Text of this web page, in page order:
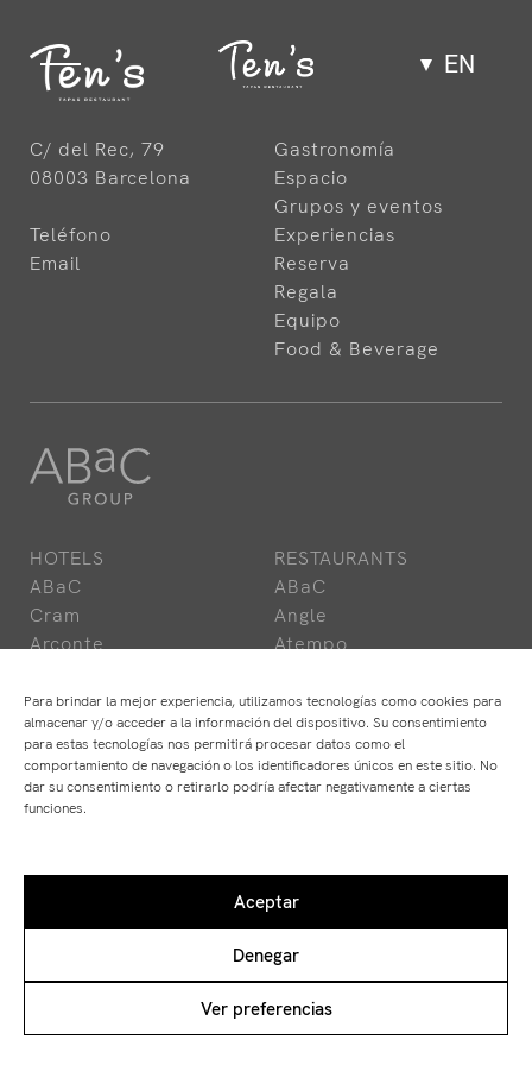
Para brindar la mejor experiencia, utilizamos tecnologías como cookies para
almacenar y/o acceder a la información del dispositivo. Su consentimiento
para estas tecnologías nos permitirá procesar datos como el
comportamiento de navegación o los identificadores únicos en este sitio. No
dar su consentimiento o retirarlo podría afectar negativamente a ciertas
funciones.
Aceptar
Denegar
Ver preferencias
EN
Gastronomy
Space
Groups and events
Team
C/ del Rec, 79
08003 Barcelona
Teléfono
Email
Gastronomía
Espacio
Grupos y eventos
Experiencias
Reserva
Regala
Equipo
Food & Beverage
HOTELS
ABaC
Cram
Arconte
RESTAURANTS
ABaC
Angle
Atempo
Disclaimer